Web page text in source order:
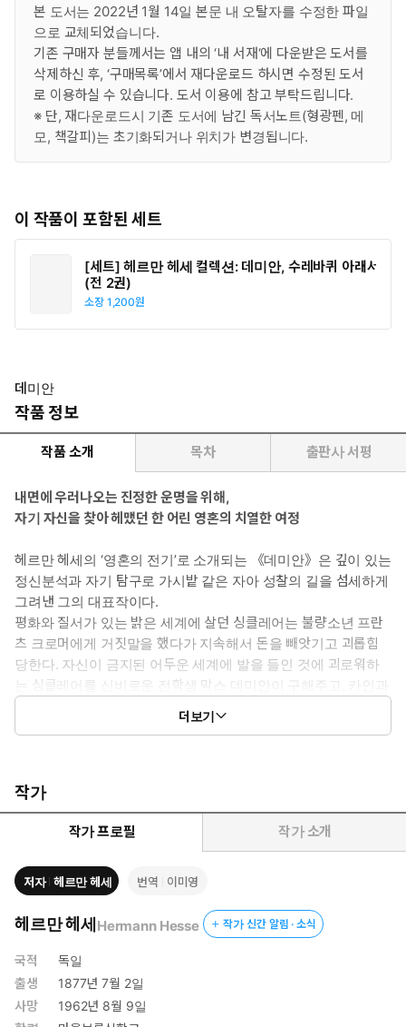
본 도서는 2022년 1월 14일 본문 내 오탈자를 수정한 파일
으로 교체되었습니다.
기존 구매자 분들께서는 앱 내의 ‘내 서재‘에 다운받은 도서를
삭제하신 후, ‘구매목록’에서 재다운로드 하시면 수정된 도서
로 이용하실 수 있습니다. 도서 이용에 참고 부탁드립니다.
※ 단, 재다운로드시 기존 도서에 남긴 독서노트(형광펜, 메
모, 책갈피)는 초기화되거나 위치가 변경됩니다.
이 작품이 포함된 세트
[세트] 헤르만 헤세 컬렉션: 데미안, 수레바퀴 아래서
(전 2권)
소장 1,200원
데미안
작품 정보
작품 소개 목차 출판사 서평
내면에 우러나오는 진정한 운명을 위해,
자기 자신을 찾아 헤맸던 한 어린 영혼의 치열한 여정
헤르만 헤세의 ‘영혼의 전기’로 소개되는 《데미안》은 깊이 있는
정신분석과 자기 탐구로 가시밭 같은 자아 성찰의 길을 섬세하게
그려낸 그의 대표작이다.
평화와 질서가 있는 밝은 세계에 살던 싱클레어는 불량소년 프란
츠 크로머에게 거짓말을 했다가 지속해서 돈을 빼앗기고 괴롭힘
당한다. 자신이 금지된 어두운 세계에 발을 들인 것에 괴로워하
는 싱클레어를 신비로운 전학생 막스 데미안이 구해주고, 카인과
아벨, 선과 악, 빛과 어둠 등 지금까지 의심 없이 받아들였던 이원
적인 종교관을 새롭게 해석하도록 이끌어준다. 이후 라틴어 학교
기묘한 쪽지가 도착하는데….
더보기
작가
작가 프로필 작가 소개
저자 헤르만 헤세 번역 이미영
헤르만 헤세Hermann Hesse 작가 신간 알림 · 소식
국적
독일
출생
1877년 7월 2일
사망
1962년 8월 9일